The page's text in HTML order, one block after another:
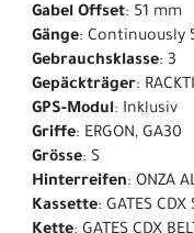
Gabel Offset: 51 mm
Gänge: Continuously
Gebrauchsklasse: 3
Gepäckträger:
GPS-Modul: Inklusiv
Griffe: ERGON, GA30
Grösse: S
Hinterreifen: ONZA
Kassette: GATES CDX